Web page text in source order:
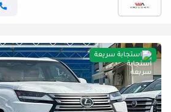
استجابة سريعة